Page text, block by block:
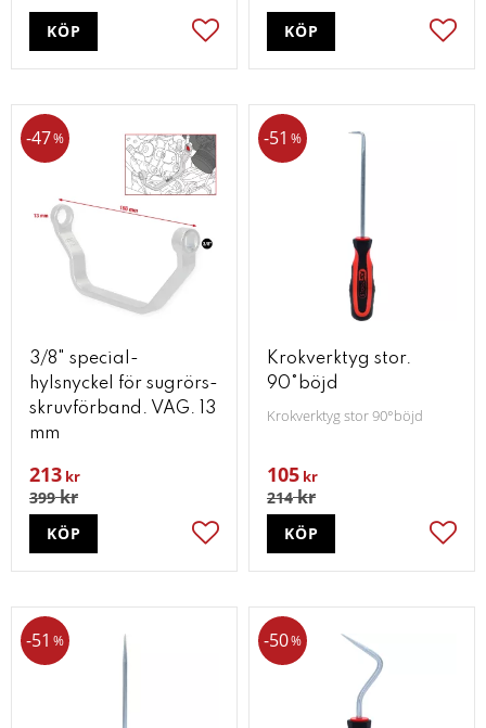
Lägg till i favoriter
KÖP KÖP
3/8" special-
hylsnyckel för sugrörs-
skruvförband. VAG. 13
mm
213 kr
399kr
47%
Lägg till i favoriter
KÖP
Krokverktyg stor.
90°böjd
Krokverktyg stor 90°böjd
105 kr
214kr
51 %
KÖP
51 % 50%